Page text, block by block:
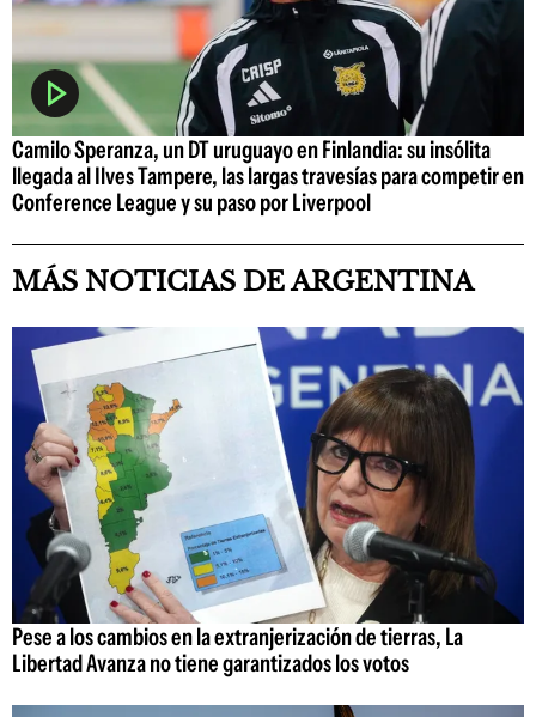
Camilo Speranza, un DT uruguayo en Finlandia: su insólita
llegada al Ilves Tampere, las largas travesías para competir en
Conference League y su paso por Liverpool
MÁS NOTICIAS DE ARGENTINA
Pese a los cambios en la extranjerización de tierras, La
Libertad Avanza no tiene garantizados los votos